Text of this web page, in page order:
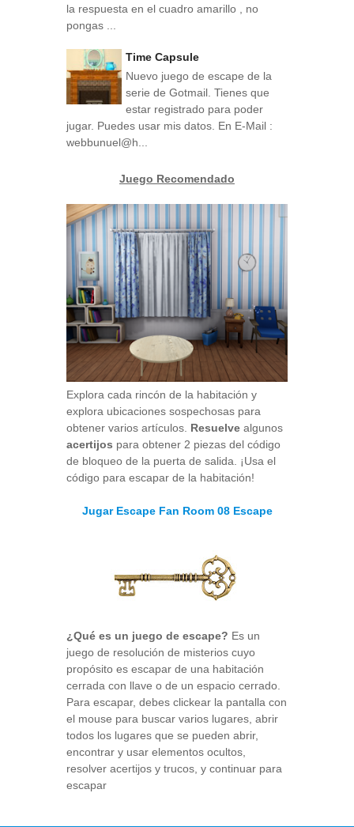
la respuesta en el cuadro amarillo , no
pongas ...
Time Capsule
Nuevo juego de escape de la
serie de Gotmail. Tienes que
estar registrado para poder
jugar. Puedes usar mis datos. En E-Mail :
webbunuel@h...
Juego Recomendado
Explora cada rincón de la habitación y
explora ubicaciones sospechosas para
obtener varios artículos. Resuelve algunos
acertijos para obtener 2 piezas del código
de bloqueo de la puerta de salida. ¡Usa el
código para escapar de la habitación!
Jugar Escape Fan Room 08 Escape
¿Qué es un juego de escape? Es un
juego de resolución de misterios cuyo
propósito es escapar de una habitación
cerrada con llave o de un espacio cerrado.
Para escapar, debes clickear la pantalla con
el mouse para buscar varios lugares, abrir
todos los lugares que se pueden abrir,
encontrar y usar elementos ocultos,
resolver acertijos y trucos, y continuar para
escapar